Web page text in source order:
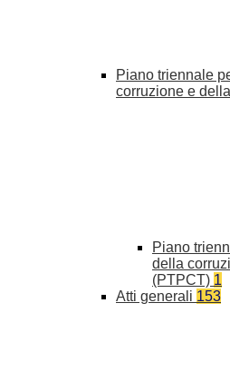
Piano triennale
corruzione e
Piano
della
(PTPCT) 1
Atti generali 153